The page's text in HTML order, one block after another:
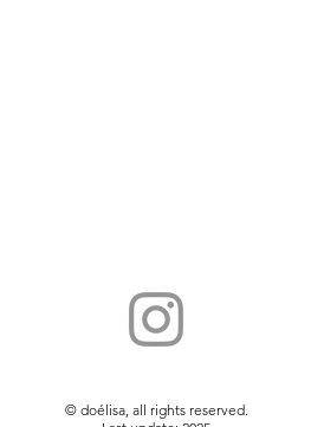
© doélisa, all rights reserved.